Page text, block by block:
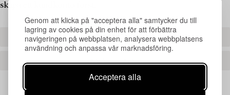
Genom att klicka på "acceptera alla" samtycker du till
lagring av cookies på din enhet för att förbättra
navigeringen på webbplatsen, analysera webbplatsens
användning och anpassa vår marknadsföring.
Acceptera alla
skapa ett kundkonto först.
REGISTRERA DIG